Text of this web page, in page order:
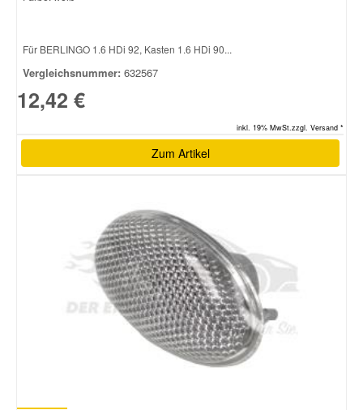
Für BERLINGO 1.6 HDi 92, Kasten 1.6 HDi 90...
Vergleichsnummer: 632567
12,42 €
inkl. 19% MwSt.zzgl. Versand *
Zum Artikel